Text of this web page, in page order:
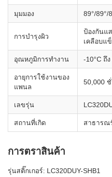
มุมมอง 89°/89°/
การบํารุงผิว
ป้องกันแ
เคลือบแ
อุณหภูมิการทํางาน -10°C ถึง
อายุการใช้งานของ
แพนล
50,000
เลขรุ่น
สถานที่เกิด สาธารณ
การตราสินค้า
รุ่นสติ๊กเกอร์: LC320DUY-SHB1